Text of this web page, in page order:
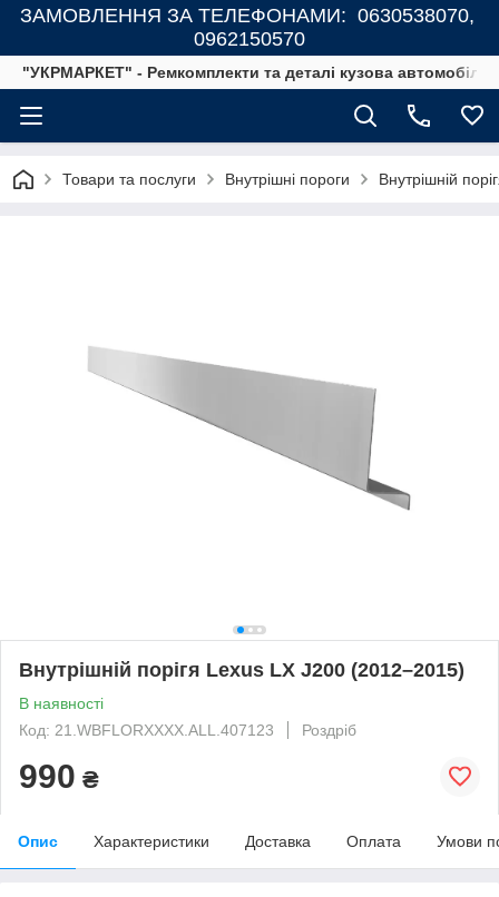
ЗАМОВЛЕННЯ ЗА ТЕЛЕФОНАМИ: 0630538070,
0962150570
"УКРМАРКЕТ" - Ремкомплекти та деталі кузова автомобілів
Товари та послуги Внутрішні пороги Внутрішній
Внутрішній порігя Lexus LX J200 (2012–2015)
В наявності
Код: 21.WBFLORXXXX.ALL.407123
Роздріб
990 ₴
Опис Характеристики Доставка Оплата Умови